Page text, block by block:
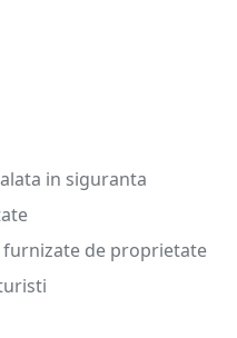
in siguranta
de proprietate